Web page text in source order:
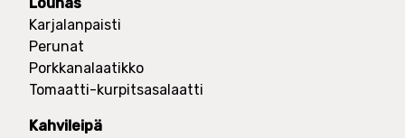
Karjalanpaisti
Perunat
Porkkanalaatikko
Tomaatti-kurpitsasalaatti
Kahvileipä